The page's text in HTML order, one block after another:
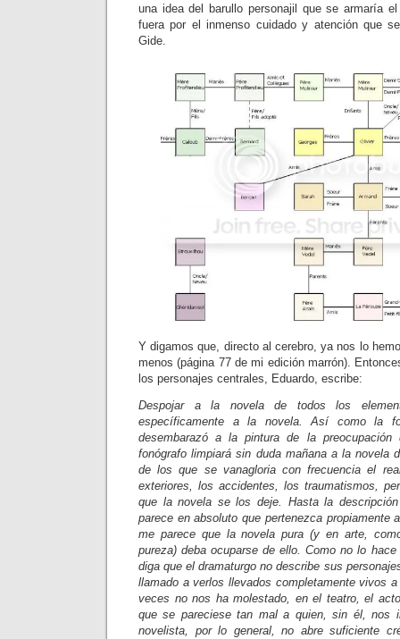
una idea del barullo personajil que se armaría
fuera por el inmenso cuidado y atención que
Gide.
Y digamos que, directo al cerebro, ya nos lo
menos (página 77 de mi edición marrón).
los personajes centrales, Eduardo, escribe:
Despojar a la novela de todos los
específicamente a la novela. Así como la
desembarazó a la pintura de la
fonógrafo limpiará sin duda mañana a la novela
de los que se vanagloria con frecuencia el
exteriores, los accidentes, los traumatismos,
que la novela se los deje. Hasta la
parece en absoluto que pertenezca propiamente
me parece que la novela pura (y en arte,
pureza) deba ocuparse de ello. Como no lo
diga que el dramaturgo no describe sus
llamado a verlos llevados completamente vivos
veces no nos ha molestado, en el teatro, el
que se pareciese tan mal a quien, sin él, nos
novelista, por lo general, no abre suficiente